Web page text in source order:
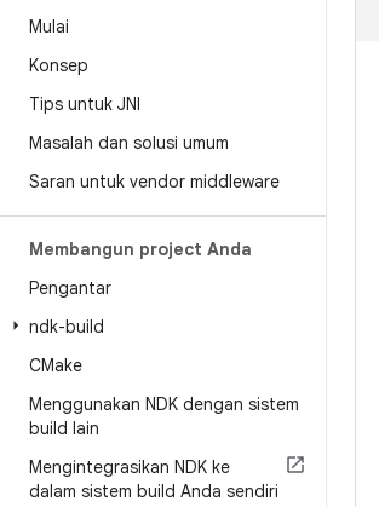
Mulai
Konsep
Tips untuk JNI
Masalah dan solusi umum
Saran untuk vendor middleware
Membangun project Anda
Pengantar
ndk-build
CMake
Menggunakan NDK dengan sistem
build lain
Mengintegrasikan NDK ke
dalam sistem build Anda sendiri